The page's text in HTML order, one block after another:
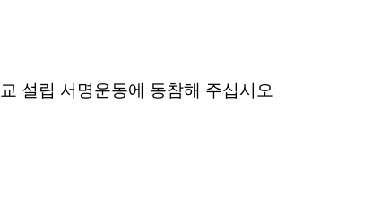
설립 서명운동에 동참해 주십시오